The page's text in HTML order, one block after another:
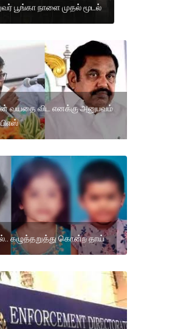
பூங்கா நாளை முதல் மூடல்
வயதை விட எனக்கு அனுபவம்
கழுத்தறுத்து கொன்ற தாய்